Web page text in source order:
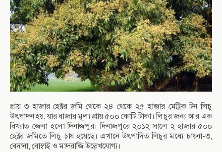
প্রায় ৩ হাজার হেক্টর জমি থেকে ২৪ থেকে ২৫ হাজার মেট্রিক টন লিচু
উৎপাদন হয়, যার বাজার মূল্য প্রায় ৫০০ কোটি টাকা। লিচুর জন্য আর এক
বিখ্যাত জেলা হলো দিনাজপুর। দিনাজপুরে ২০১২ সালে ২ হাজার ৫০০
হেক্টর জমিতে লিচু চাষ হয়েছে। এখানে উৎপাদিত লিচুর মধ্যে চায়না-৩,
বেদানা, বোম্বাই ও মাদরাজি উল্লেখযোগ্য।